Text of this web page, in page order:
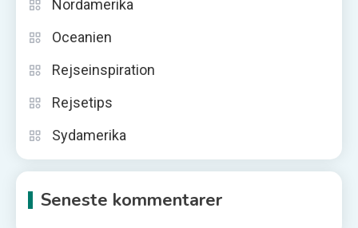
Nordamerika
Oceanien
Rejseinspiration
Rejsetips
Sydamerika
Seneste kommentarer